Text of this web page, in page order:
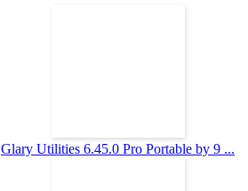
Glary Utilities 6.45.0 Pro Portable by 9 ...